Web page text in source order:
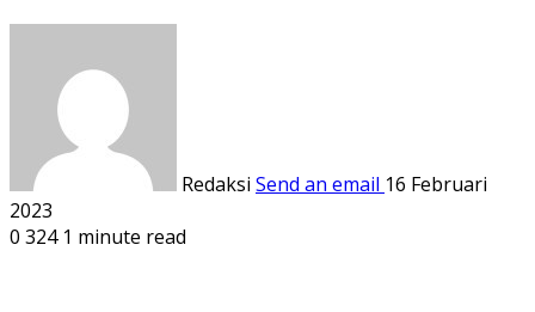
Redaksi Send an email 16 Februari
2023
0 324 1 minute read